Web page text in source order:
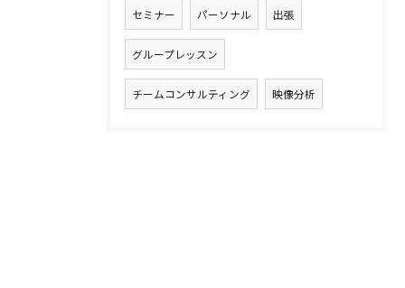
セミナー パーソナル 出張
グループレッスン
チームコンサルティング 映像分析